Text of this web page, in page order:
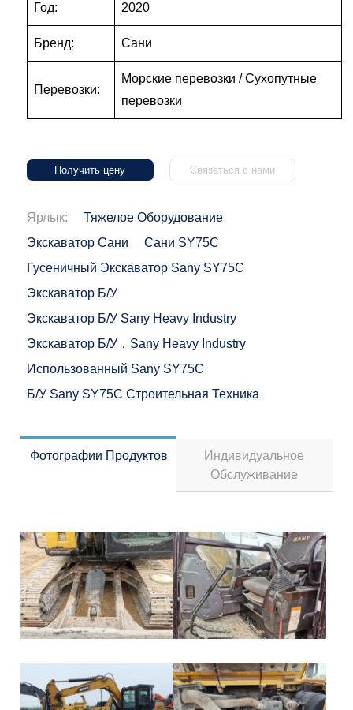
Год: 2020
Бренд: Сани
Перевозки:
Морские перевозки / Сухопутные
перевозки
Получить цену Связаться с нами
Ярлык:
Тяжелое Оборудование
Экскаватор Сани
Сани SY75C
Гусеничный Экскаватор Sany SY75C
Экскаватор Б/у
Экскаватор Б/у Sany Heavy Industry
Экскаватор Б/у，Sany Heavy Industry
Использованный Sany SY75C
Б/у Sany SY75C Строительная Техника
Фотографии Продуктов
Индивидуальное
Обслуживание